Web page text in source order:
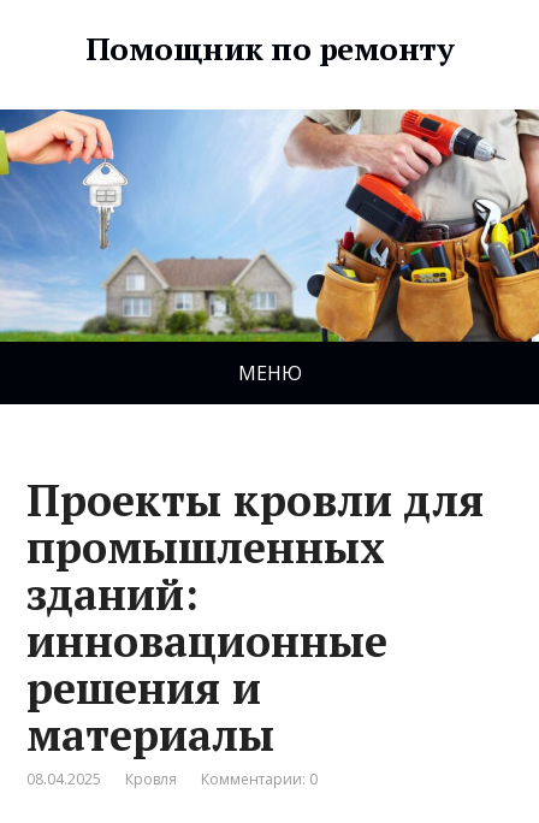
Помощник по ремонту
МЕНЮ
Проекты кровли для
промышленных
зданий:
инновационные
решения и
материалы
08.04.2025 Кровля Комментарии: 0